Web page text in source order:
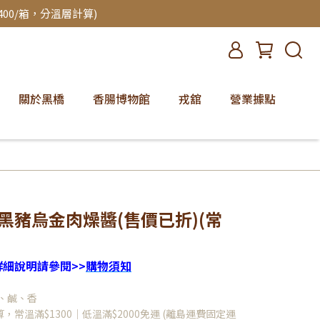
箱，分溫層計算)
關於黑橋 香腸博物館 戎舘 營業據點
豬烏金肉燥醬(售價已折)(常
說明請參閱>>購物須知
鹹、香
常溫滿$1300｜低溫滿$2000免運 (離島運費固定運